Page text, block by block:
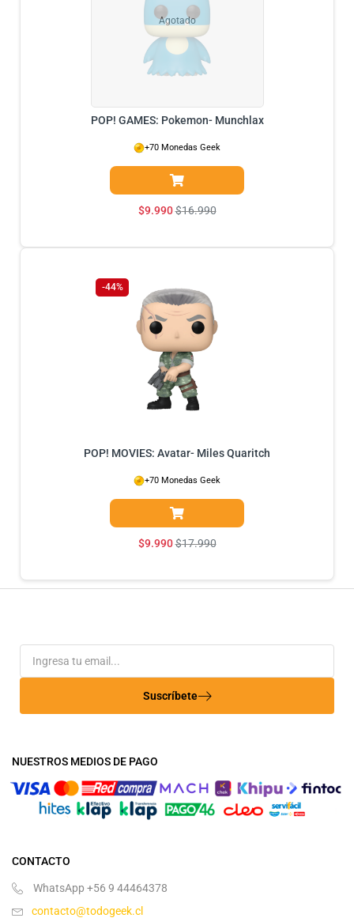
Agotado
POP! GAMES: Pokemon- Munchlax
$9.990$16.990
+70 Monedas Geek
-44%
POP! MOVIES: Avatar- Miles Quaritch
$9.990$17.990
+70 Monedas Geek
Suscríbete
NUESTROS MEDIOS DE PAGO
CONTACTO
WhatsApp +56 9 44464378
contacto@todogeek.cl